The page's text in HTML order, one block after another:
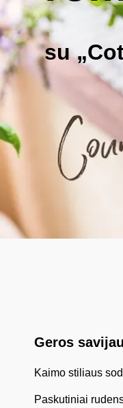
su
Geros
Kaimo stiliaus
Paskutiniai